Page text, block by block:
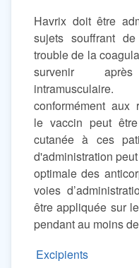
Havrix doit être
sujets souffrant
trouble de la
survenir
conformément aux
le vaccin peut
cutanée à ces
d'administration
optimale des
voies
être appliquée sur
pendant au moins
Excipients